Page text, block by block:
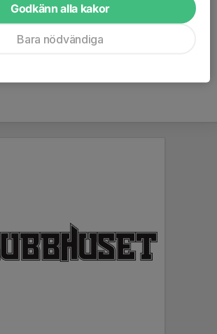
-
Godkänn alla kakor
Bara nödvändiga